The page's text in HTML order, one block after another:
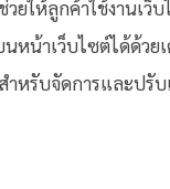
ให้ลูกค้าใช้งานเว็
น้าเว็บไซต์ได้ด้วยเ
ำหรับจัดการและปรั